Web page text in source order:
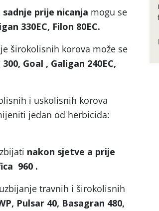
sadnje prije nicanja mogu se
330EC, Filon 80EC.
širokolisnih korova može se
Goal , Galigan 240EC,
i uskolisnih korova
jedan od herbicida:
nakon sjetve a prije
960 .
travnih i širokolisnih
Pulsar 40, Basagran 480,